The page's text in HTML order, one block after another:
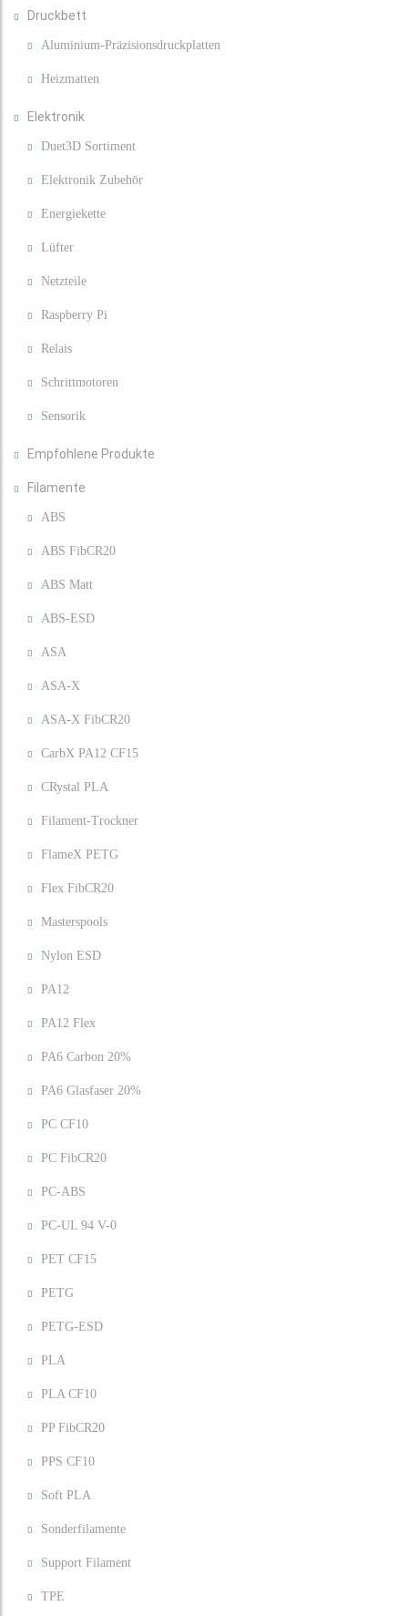
Druckbett
Aluminium-Präzisionsdruckplatten
Heizmatten
Elektronik
Duet3D Sortiment
Elektronik Zubehör
Energiekette
Lüfter
Netzteile
Raspberry Pi
Relais
Schrittmotoren
Sensorik
Empfohlene Produkte
Filamente
ABS
ABS FibCR20
ABS Matt
ABS-ESD
ASA
ASA-X
ASA-X FibCR20
CarbX PA12 CF15
CRystal PLA
Filament-Trockner
FlameX PETG
Flex FibCR20
Masterspools
Nylon ESD
PA12
PA12 Flex
PA6 Carbon 20%
PA6 Glasfaser 20%
PC CF10
PC FibCR20
PC-ABS
PC-UL 94 V-0
PET CF15
PETG
PETG-ESD
PLA
PLA CF10
PP FibCR20
PPS CF10
Soft PLA
Sonderfilamente
Support Filament
TPE